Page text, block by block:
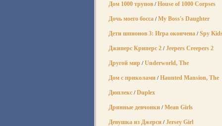
Дом 1000 трупов / House of 1000 Corpses
Дочь моего босса / My Boss's Daughter
Дети шпионов 3: Игра окончена / Spy
Джиперс Криперс 2 / Jeepers Creepers 2
Другой мир / Underworld, The
Дом с приколами / Haunted Mansion, The
Дюплекс / Duplex
Дрянные девчонки / Mean Girls
Девушка из Джерси / Jersey Girl